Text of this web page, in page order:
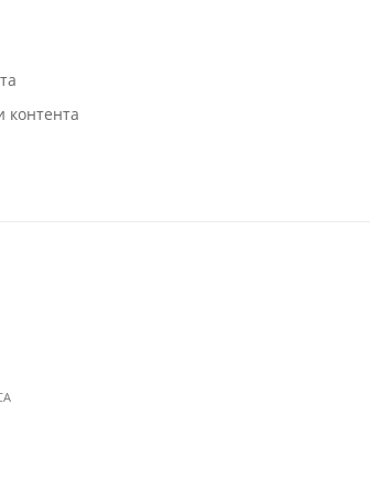
контента